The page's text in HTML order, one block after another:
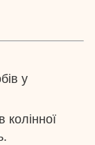
у
колінної